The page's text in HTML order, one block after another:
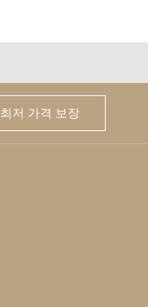
최저 가격 보장